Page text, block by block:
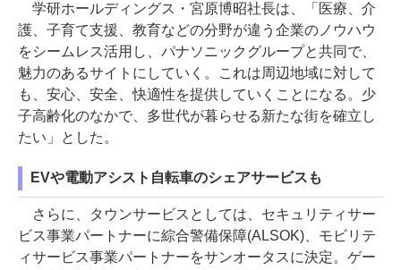
学研ホールディングス・宮原博昭社長は、「医療、介
護、子育て支援、教育などの分野が違う企業のノウハウ
をシームレス活用し、パナソニックグループと共同で、
魅力のあるサイトにしていく。これは周辺地域に対して
も、安心、安全、快適性を提供していくことになる。少
子高齢化のなかで、多世代が暮らせる新たな街を確立し
たい」とした。
EVや電動アシスト自転車のシェアサービスも
さらに、タウンサービスとしては、セキュリティサー
ビス事業パートナーに綜合警備保障(ALSOK)、モビリテ
ィサービス事業パートナーをサンオータスに決定。ゲー